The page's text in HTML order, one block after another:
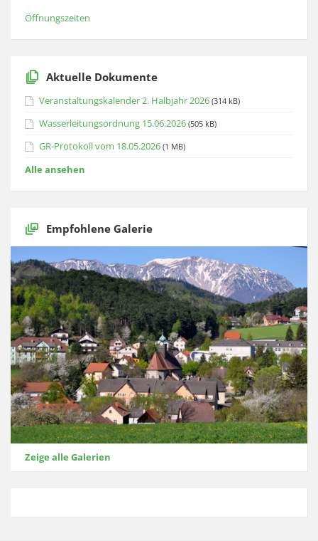
Öffnungszeiten
Aktuelle Dokumente
Veranstaltungskalender 2. Halbjahr 2026 (314 kB)
Wasserleitungsordnung 15.06.2026 (505 kB)
GR-Protokoll vom 18.05.2026 (1 MB)
Alle ansehen
Empfohlene Galerie
Zeige alle Galerien